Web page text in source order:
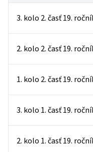
3. kolo 2. časť 19.
2. kolo 2. časť 19.
1. kolo 2. časť 19.
3. kolo 1. časť 19.
2. kolo 1. časť 19.